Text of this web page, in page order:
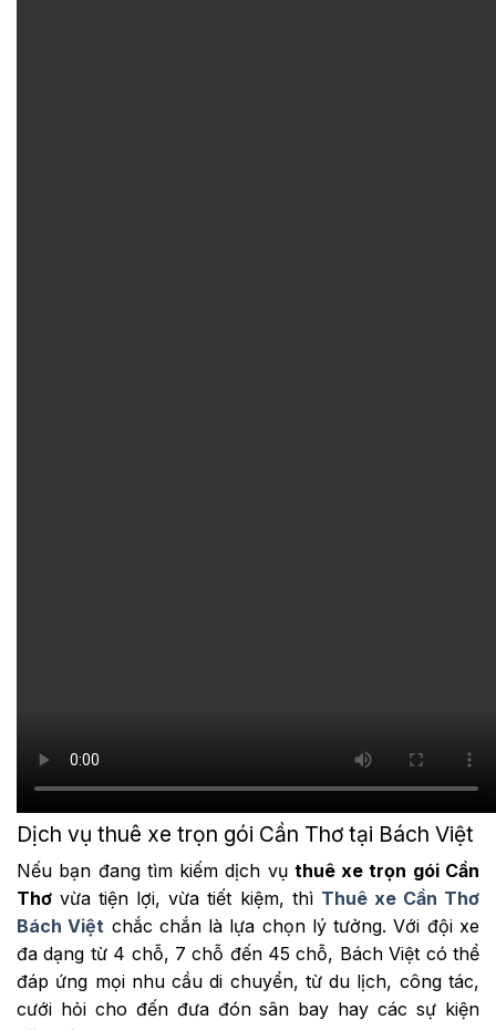
Dịch vụ thuê xe trọn gói Cần Thơ tại Bách Việt
Nếu bạn đang tìm kiếm dịch vụ thuê xe trọn gói Cần
Thơ vừa tiện lợi, vừa tiết kiệm, thì Thuê xe Cần Thơ
Bách Việt chắc chắn là lựa chọn lý tưởng. Với đội xe
đa dạng từ 4 chỗ, 7 chỗ đến 45 chỗ, Bách Việt có thể
đáp ứng mọi nhu cầu di chuyển, từ du lịch, công tác,
cưới hỏi cho đến đưa đón sân bay hay các sự kiện